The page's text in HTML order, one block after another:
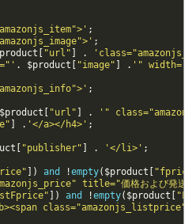
;
;
[ "url" ] .
. $product [ "image" ] . '" width="'
;
$product [ "url" ] .
'"
] . '</a></h4>' ;
[ "publisher" ] . '</li>' ;
] ) and !empty( $product [
title="価格および発送可能時
] ) and !empty( $product [
b><span